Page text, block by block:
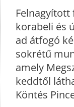
korabeli és
ad átfogó
sokrétű
amely
keddtől
Köntés